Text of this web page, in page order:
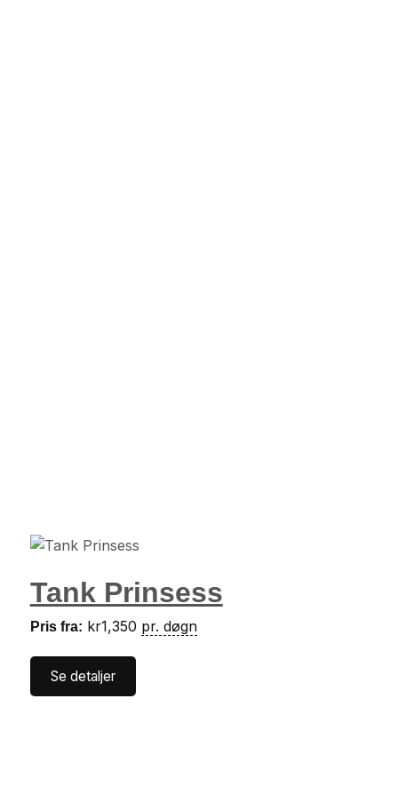
Tank Prinsess
Pris fra: kr1,350 pr. døgn
Se detaljer